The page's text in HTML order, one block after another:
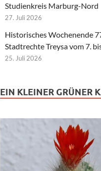
Studienkreis Marburg-Nord
27. Juli 2026
Historisches Wochenende
Stadtrechte Treysa vom 7.
25. Juli 2026
EIN KLEINER GRÜNER